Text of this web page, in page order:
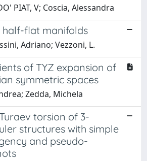
PIAT, V; Coscia, Alessandra
half-flat manifolds
Adriano; Vezzoni, L.
of TYZ expansion of
symmetric spaces
Zedda, Michela
torsion of 3-
structures with simple
and pseudo-